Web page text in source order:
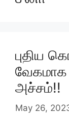
புதிய
அச்சம்!!
May 26,